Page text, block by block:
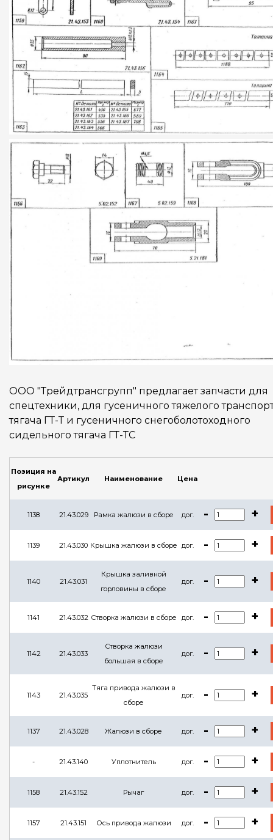
ООО "Трейдтрансгрупп" предлагает запчасти для
спецтехники, для гусеничного тяжелого
тягача ГТ-Т и гусеничного снегоболотоходного
сидельного тягача ГТ-ТС
Позиция на
рисунке
Артикул Наименование Цена
1138 21.43.029 Рамка жалюзи в сборе дог. - +
1139 21.43.030 Крышка жалюзи в сборе дог. - +
1140 21.43.031
Крышка заливной
горловины в сборе
дог. - +
1141 21.43.032 Створка жалюзи в сборе дог. - +
1142 21.43.033
Створка жалюзи
большая в сборе
дог. - +
1143 21.43.035
Тяга привода жалюзи в
сборе
дог. - +
1137 21.43.028 Жалюзи в сборе дог. - +
- 21.43.140 Уплотнитель дог. - +
1158 21.43.152 Рычаг дог. - +
1157 21.43.151 Ось привода жалюзи дог. - +